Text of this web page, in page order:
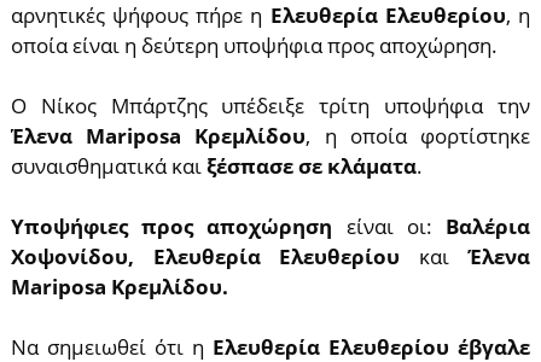
αρνητικές ψήφους πήρε η Ελευθερία Ελευθερίου, η
οποία είναι η δεύτερη υποψήφια προς αποχώρηση.
Ο Νίκος Μπάρτζης υπέδειξε τρίτη υποψήφια την
Έλενα Mariposa Κρεμλίδου, η οποία φορτίστηκε
συναισθηματικά καιξέσπασε σε κλάματα.
Υποψήφιες προς αποχώρηση είναι οι: Βαλέρια
Χοψονίδου, Ελευθερία Ελευθερίου καιΈλενα
Mariposa Κρεμλίδου.
Να σημειωθεί ότι η Ελευθερία Ελευθερίου έβγαλε